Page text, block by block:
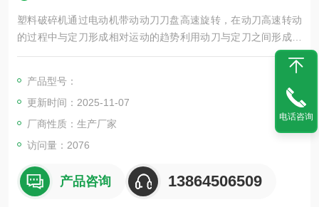
塑料破碎机通过电动机带动动刀刀盘高速旋转，在动刀高速转动
的过程中与定刀形成相对运动的趋势利用动刀与定刀之间形成的
间隙造成塑料粉碎剪切的切口从而将大块塑料进行破碎，破碎后
的塑料通过筛网对塑料颗粒大小进行过滤输出。1500大型塑料破
碎机大蓝桶塑料粉碎机
产品型号：
更新时间：2025-11-07
厂商性质：生产厂家
访问量：2076
产品咨询 13864506509
电话咨询